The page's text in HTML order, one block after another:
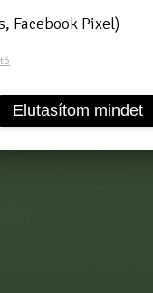
Facebook Pixel)
Elutasítom mindet